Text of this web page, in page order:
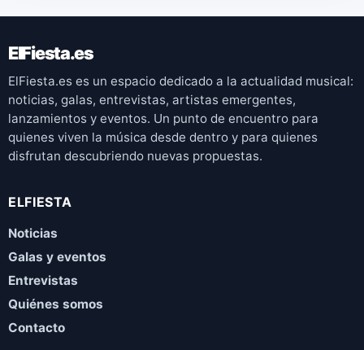
ElFiesta.es
ElFiesta.es es un espacio dedicado a la actualidad musical:
noticias, galas, entrevistas, artistas emergentes,
lanzamientos y eventos. Un punto de encuentro para
quienes viven la música desde dentro y para quienes
disfrutan descubriendo nuevas propuestas.
ELFIESTA
Noticias
Galas y eventos
Entrevistas
Quiénes somos
Contacto